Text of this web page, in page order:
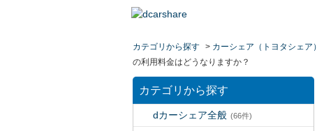
カテゴリから探す > カーシェア（トヨタシェア）
の利用料金はどうなりますか？
カテゴリから探す
dカーシェア全般 (66件)